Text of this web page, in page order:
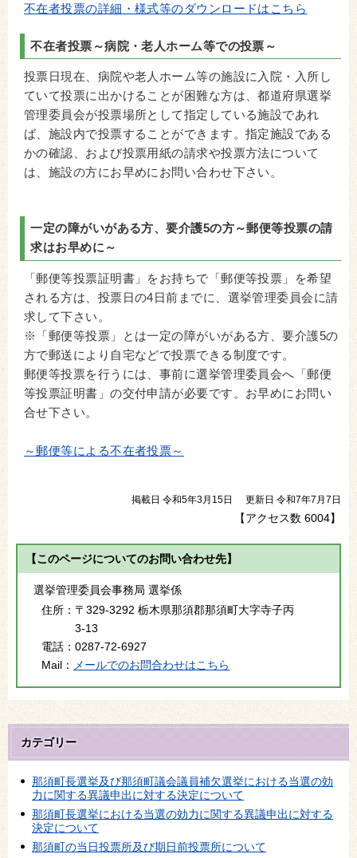
不在者投票の詳細・様式等のダウンロードはこちら
不在者投票～病院・老人ホーム等での投票～
投票日現在、病院や老人ホーム等の施設に入院・入所し
ていて投票に出かけることが困難な方は、都道府県選挙
管理委員会が投票場所として指定している施設であれ
ば、施設内で投票することができます。指定施設である
かの確認、および投票用紙の請求や投票方法について
は、施設の方にお早めにお問い合わせ下さい。
一定の障がいがある方、要介護5の方～郵便等投票の請
求はお早めに～
「郵便等投票証明書」をお持ちで「郵便等投票」を希望
される方は、投票日の4日前までに、選挙管理委員会に請
求して下さい。
※「郵便等投票」とは一定の障がいがある方、要介護5の
方で郵送により自宅などで投票できる制度です。
郵便等投票を行うには、事前に選挙管理委員会へ「郵便
等投票証明書」の交付申請が必要です。お早めにお問い
合せ下さい。
～郵便等による不在者投票～
掲載日 令和5年3月15日 更新日 令和7年7月7日
【アクセス数 6004】
【このページについてのお問い合わせ先】
選挙管理委員会事務局 選挙係
住所： 〒329-3292 栃木県那須郡那須町大字寺子丙
3-13
電話： 0287-72-6927
Mail：
メールでのお問合わせはこちら
カテゴリー
那須町長選挙及び那須町議会議員補欠選挙における当選の効
力に関する異議申出に対する決定について
那須町長選挙における当選の効力に関する異議申出に対する
決定について
那須町の当日投票所及び期日前投票所について